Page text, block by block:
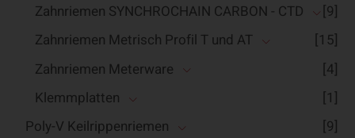
Zahnriemen SYNCHROCHAIN CARBON - CTD
[9]
Zahnriemen Metrisch Profil T und AT
[15]
Zahnriemen Meterware
[4]
Klemmplatten
[1]
Poly-V Keilrippenriemen
[9]